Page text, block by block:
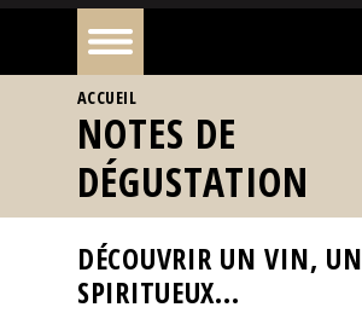
À
la
une
Reportages
Nos
VOUS ÊTES ICI
ACCUEIL
NOTES DE
DÉGUSTATION
DÉCOUVRIR UN VIN, UN
SPIRITUEUX...